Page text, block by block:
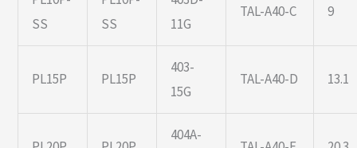
SS
SS
11G
TAL-A40-C 9
PL15P PL15P
403-
15G
TAL-A40-D 13.1
404A-